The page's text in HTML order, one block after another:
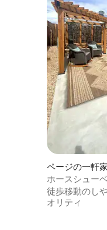
ページの一軒家
ホースシュー
くの素晴らし
徒歩移動のし
オリティ